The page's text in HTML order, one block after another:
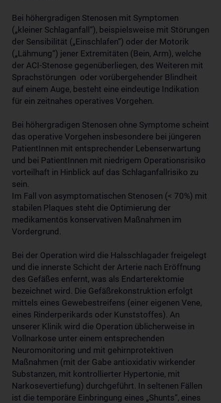
Bei höhergradigen Stenosen mit Symptomen
(„kleiner Schlaganfall“), beispielsweise mit Störungen
der Sensibilität („Einschlafen“) oder der Motorik
(„Lähmung“) jener Extremitäten (Bein, Arm), welche
der ACI-Stenose gegenüberliegen, des Weiteren mit
Sprachstörungen oder vorübergehender Blindheit
auf einem Auge, besteht eine eindeutige Indikation
für ein zeitnahes operatives Vorgehen.
Bei höhergradigen Stenosen ohne Symptome scheint
das operative Vorgehen insbesondere bei jüngeren
PatientInnen mit entsprechender Lebenserwartung
und bei PatientInnen mit niedrigem Operationsrisiko
vorteilhaft in Hinblick auf das Schlaganfallrisiko zu
sein.
Im Fall von asymptomatischen Stenosen (< 70%) mit
stabilen Plaques steht die Optimierung der
medikamentös konservativen Maßnahmen im
Vordergrund.
Bei der Operation wird die Halsschlagader freigelegt
und die innerste Schicht der Arterie nach Eröffnung
des Gefäßes enfernt, was als Endarterektomie
bezeichnet wird. Die Gefäßrekonstruktion erfolgt
mittels eines Gewebestreifens (einer eigenen Vene,
eines Rinderperikards oder Kunststoffes). An
unserer Klinik wird die Operation üblicherweise in
Vollnarkose unter einem entsprechenden
Neuromonitoring und mit gehirnprotektiven
Maßnahmen (mit der Gabe antioxidativ wirkender
Substanzen, mit kontrollierter Hypertonie, mit
Narkosevertiefung) durchgeführt. In seltenen Fällen
ist die temporäre Einbringung eines „Shunts“, eines